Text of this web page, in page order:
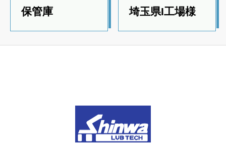
保管庫
埼玉県I工場様